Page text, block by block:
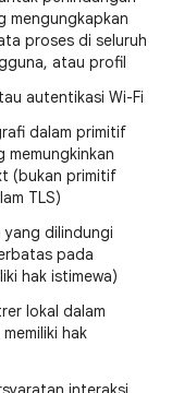
mengungkapkan
proses di seluruh
atau profil
autentikasi Wi-Fi
dalam primitif
(bukan primitif
TLS)
yang dilindungi
pada
hak istimewa)
lokal dalam
hak